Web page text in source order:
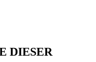
DIESER